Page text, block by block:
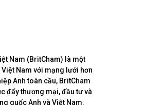
Nam (BritCham) là một
Nam với mạng lưới hơn
Anh toàn cầu, BritCham
đẩy thương mại, đầu tư và
quốc Anh và Việt Nam.